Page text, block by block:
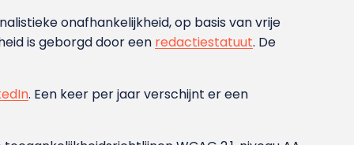
onafhankelijkheid, op basis van vrije
is geborgd door een redactiestatuut. De
. Een keer per jaar verschijnt er een